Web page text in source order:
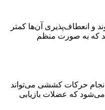
و انعطاف‌پذیری آن‌ها کمتر
که به صورت منظم
حرکات کششی می‌تواند
که عضلات بازیابی